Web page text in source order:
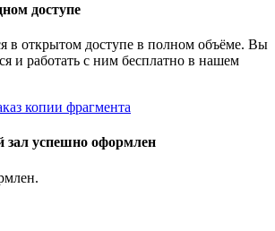
доступе
в открытом доступе в полном объёме. Вы
и работать с ним бесплатно в нашем
копии фрагмента
зал успешно оформлен